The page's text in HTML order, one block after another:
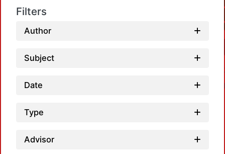
Filters
Author
Subject
Date
Type
Advisor